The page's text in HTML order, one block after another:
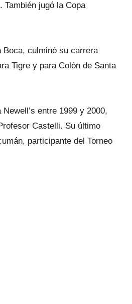
También jugó la Copa
Boca, culminó su carrera
Tigre y para Colón de Santa
entre 1999 y 2000,
Castelli. Su último
participante del Torneo